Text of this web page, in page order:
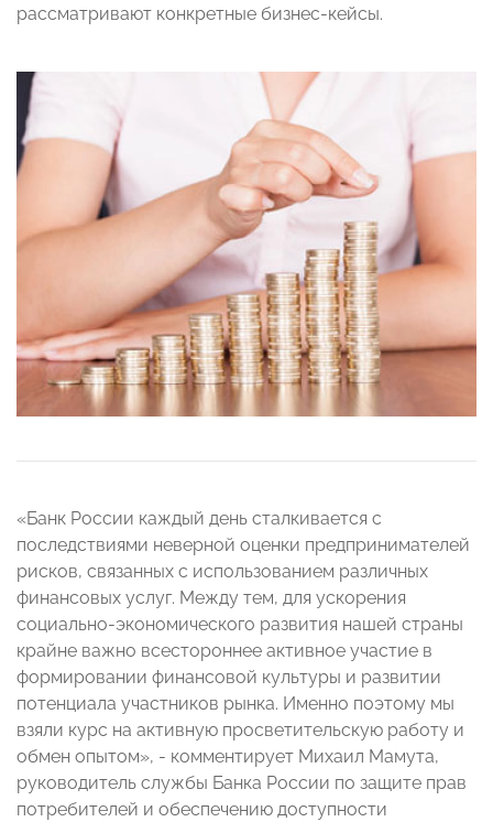
рассматривают конкретные бизнес-кейсы.
«Банк России каждый день сталкивается с
последствиями неверной оценки предпринимателей
рисков, связанных с использованием различных
финансовых услуг. Между тем, для ускорения
социально-экономического развития нашей страны
крайне важно всестороннее активное участие в
формировании финансовой культуры и развитии
потенциала участников рынка. Именно поэтому мы
взяли курс на активную просветительскую работу и
обмен опытом», - комментирует Михаил Мамута,
руководитель службы Банка России по защите прав
потребителей и обеспечению доступности